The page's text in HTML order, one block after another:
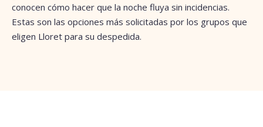
conocen cómo hacer que la noche fluya sin incidencias.
Estas son las opciones más solicitadas por los grupos que
eligen Lloret para su despedida.